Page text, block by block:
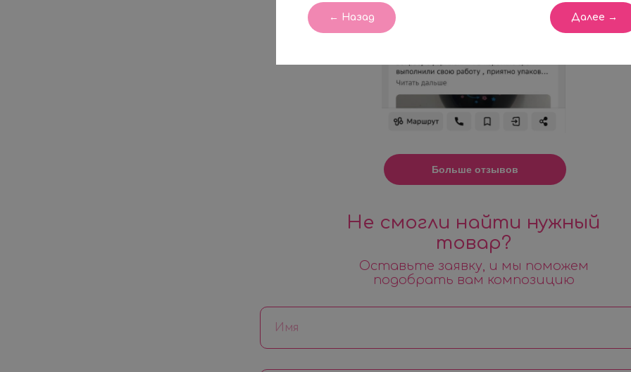
← Назад Далее →
Больше отзывов
Не смогли найти нужный
товар?
Оставьте заявку, и мы поможем
подобрать вам композицию